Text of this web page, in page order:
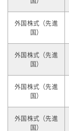
外国株式（先進
国）
外国株式（先進
国）
外国株式（先進
国）
外国株式（先進
国）